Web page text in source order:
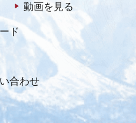
動画を見る
ド
合わせ